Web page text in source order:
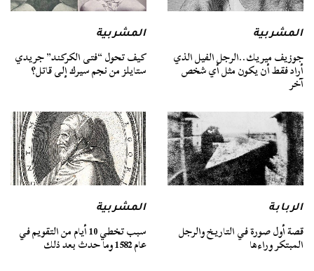
المشربية
جوزيف ميريك..الرجل الفيل الذي
أراد فقط أن يكون مثل أي شخص
آخر
المشربية
كيف تحول “فتى الكركند” جريدي
ستايلز من نجم سيرك إلى قاتل؟
الربابة
قصة أول صورة في التاريخ والرجل
المبتكر وراءها
المشربية
سبب تخطي 10 أيام من التقويم في
عام 1582 وما حدث بعد ذلك